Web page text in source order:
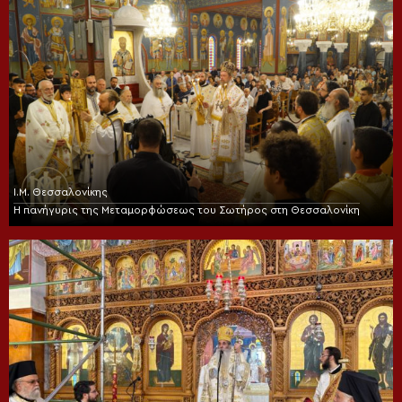
Ι.Μ. Θεσσαλονίκης
Η πανήγυρις της Μεταμορφώσεως του Σωτήρος στη Θεσσαλονίκη